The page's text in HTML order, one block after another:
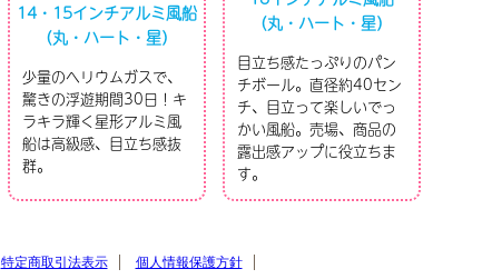
14・15インチアルミ風船
（丸・ハート・星）
少量のヘリウムガスで、
驚きの浮遊期間30日！キ
ラキラ輝く星形アルミ風
船は高級感、目立ち感抜
群。
（丸・ハート・星）
目立ち感たっぷりのパン
チボール。直径約40セン
チ、目立って楽しいでっ
かい風船。売場、商品の
露出感アップに役立ちま
す。
特定商取引法表示 個人情報保護方針